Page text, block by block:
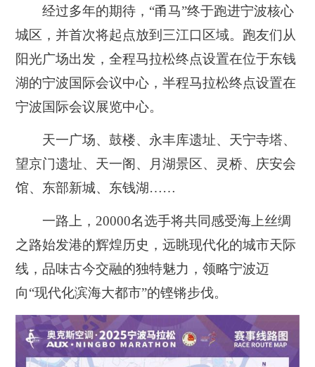
经过多年的期待，“甬马”终于跑进宁波核心
城区，并首次将起点放到三江口区域。跑友们从
阳光广场出发，全程马拉松终点设置在位于东钱
湖的宁波国际会议中心，半程马拉松终点设置在
宁波国际会议展览中心。
天一广场、鼓楼、永丰库遗址、天宁寺塔、
望京门遗址、天一阁、月湖景区、灵桥、庆安会
馆、东部新城、东钱湖……
一路上，20000名选手将共同感受海上丝绸
之路始发港的辉煌历史，远眺现代化的城市天际
线，品味古今交融的独特魅力，领略宁波迈
向“现代化滨海大都市”的铿锵步伐。